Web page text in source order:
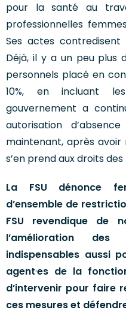
pour la santé au
professionnelles
Ses actes contredisent
Déjà, il y a un peu plus
personnels placé en
10%, en incluant
gouvernement a
autorisation
maintenant, après avoir
s’en prend aux droits
La FSU dénonce
d’ensemble de
FSU revendique de
l’amélioration
indispensables aussi
agent·es de la
d’intervenir pour faire
ces mesures et